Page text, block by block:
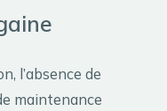
l’absence de
maintenance